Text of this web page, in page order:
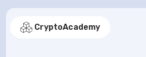
CryptoAcademy